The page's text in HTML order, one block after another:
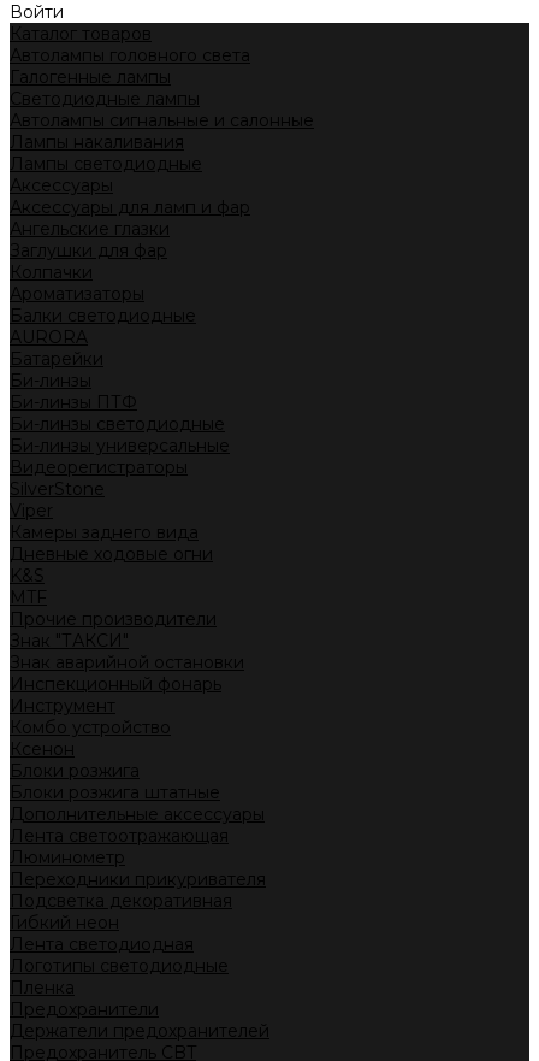
Войти
Каталог товаров
Автолампы головного света
Галогенные лампы
Светодиодные лампы
Автолампы сигнальные и салонные
Лампы накаливания
Лампы светодиодные
Аксессуары
Аксессуары для ламп и фар
Ангельские глазки
Заглушки для фар
Колпачки
Ароматизаторы
Балки светодиодные
AURORA
Батарейки
Би-линзы
Би-линзы ПТФ
Би-линзы светодиодные
Би-линзы универсальные
Видеорегистраторы
SilverStone
Viper
Камеры заднего вида
Дневные ходовые огни
K&S
MTF
Прочие производители
Знак "ТАКСИ"
Знак аварийной остановки
Инспекционный фонарь
Инструмент
Комбо устройство
Ксенон
Блоки розжига
Блоки розжига штатные
Дополнительные аксессуары
Лента светоотражающая
Люминометр
Переходники прикуривателя
Подсветка декоративная
Гибкий неон
Лента светодиодная
Логотипы светодиодные
Пленка
Предохранители
Держатели предохранителей
Предохранитель CBT